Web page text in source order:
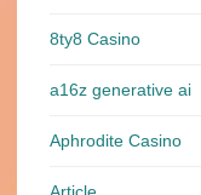
8ty8 Casino
a16z generative ai
Aphrodite Casino